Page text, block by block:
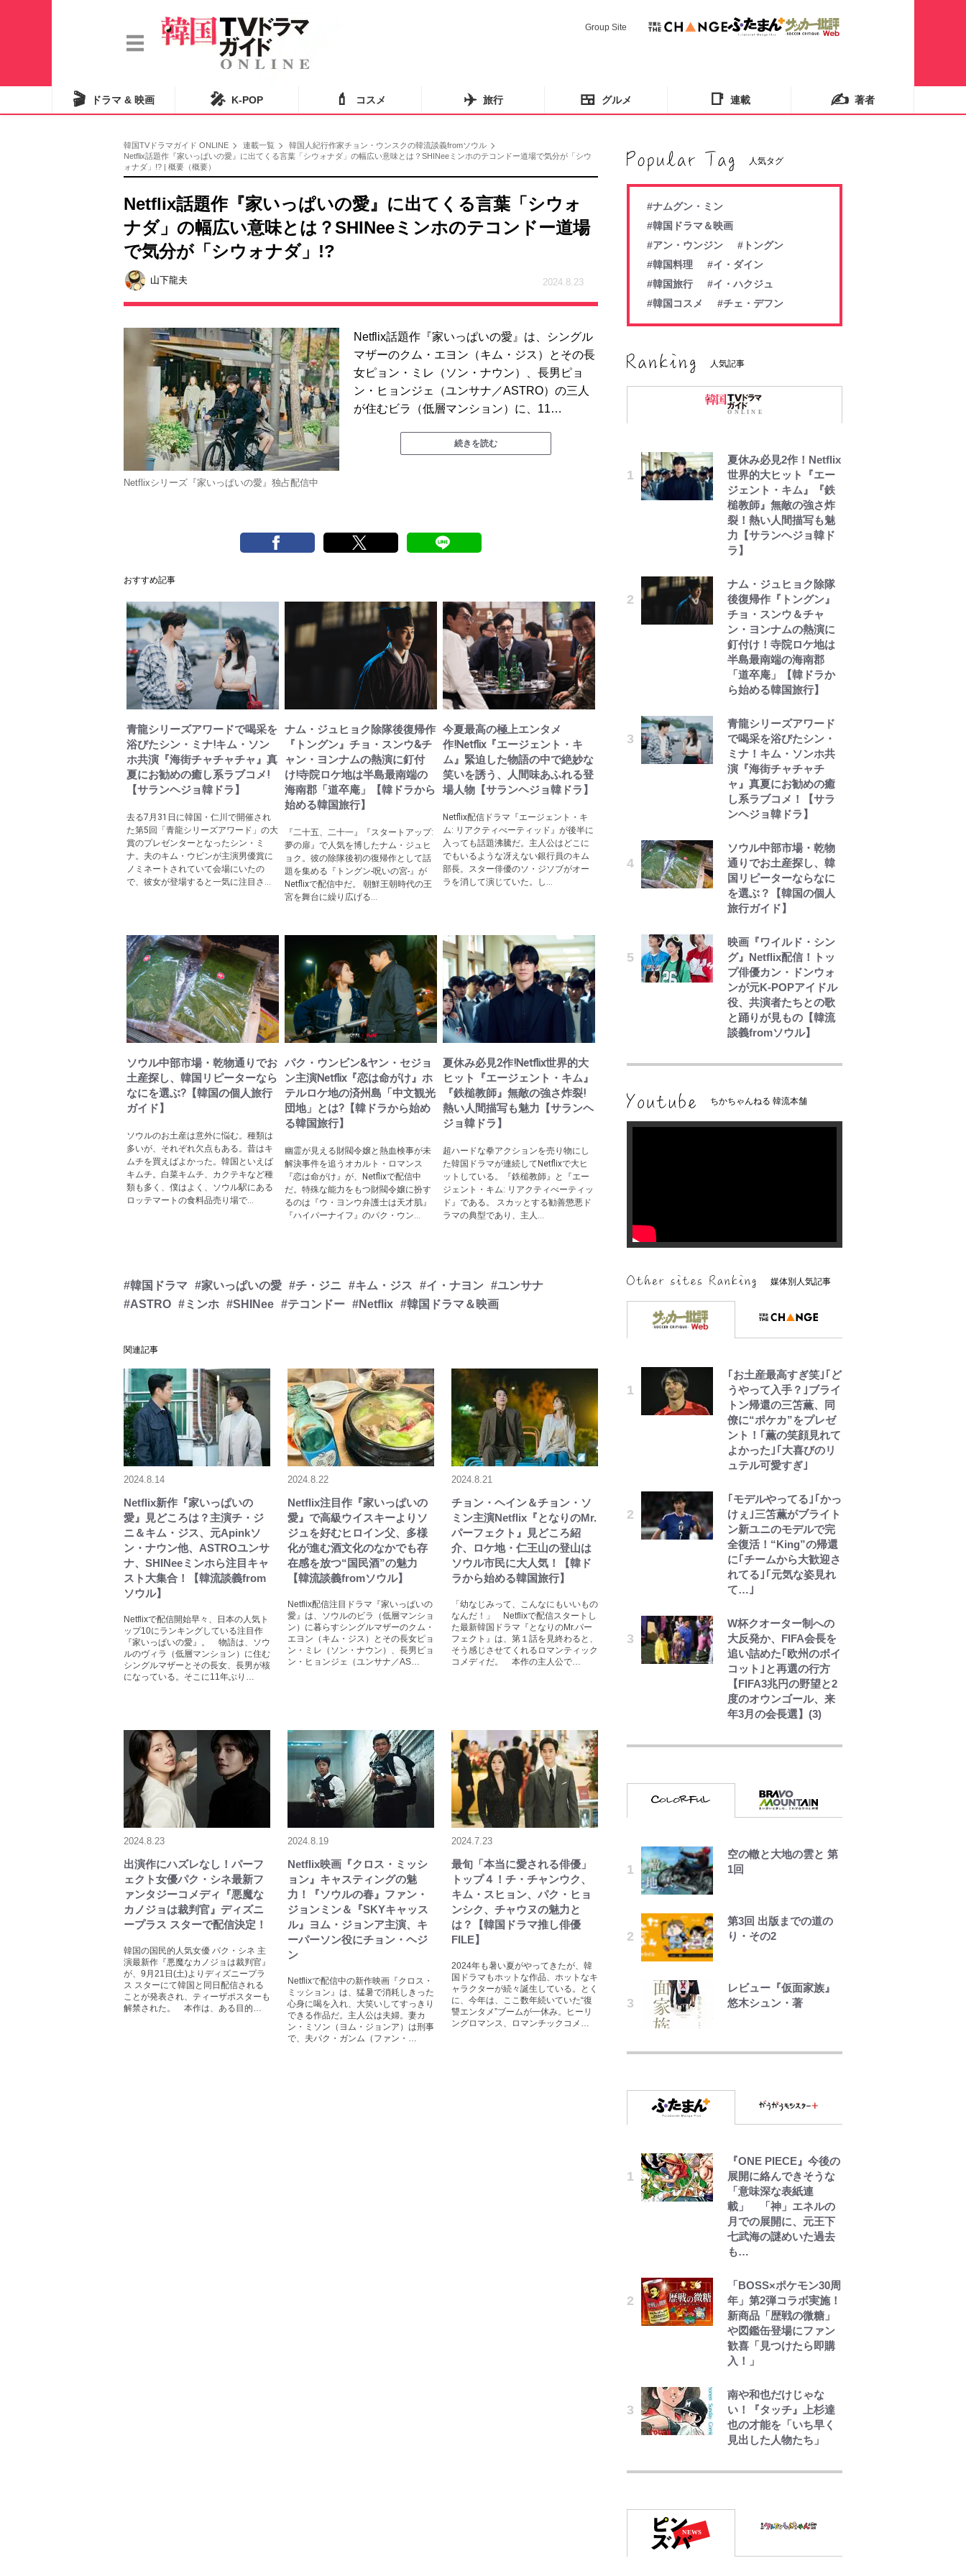
Group Site
🎬 ドラマ & 映画 🎤 K-POP 💄 コスメ ✈️ 旅行 🍱 グルメ 📑 連載 ✍️ 著者
韓国TVドラマガイド ONLINE 連載一覧
韓国人紀行作家チョン・ウンスクの韓流談義fromソウル
Netflix話題作『家いっぱいの愛』に出てくる言葉「シウォナダ」の幅広い意味とは？SHINeeミンホのテコンドー道場で気分が「シウ
ォナダ」!? | 概要（概要）
Netflix話題作『家いっぱいの愛』に出てくる言葉「シウォ
ナダ」の幅広い意味とは？SHINeeミンホのテコンドー道場
で気分が「シウォナダ」!?
山下龍夫 2024.8.23
Netflixシリーズ『家いっぱいの愛』独占配信中
Netflix話題作『家いっぱいの愛』は、シングル
マザーのクム・エヨン（キム・ジス）とその長
女ピョン・ミレ（ソン・ナウン）、長男ピョ
ン・ヒョンジェ（ユンサナ／ASTRO）の三人
が住むビラ（低層マンション）に、11…
続きを読む
おすすめ記事
青龍シリーズアワードで喝采を
浴びたシン・ミナ!キム・ソン
ホ共演『海街チャチャチャ』真
夏にお勧めの癒し系ラブコメ!
【サランヘジョ韓ドラ】
去る7月31日に韓国・仁川で開催され
た第5回「青龍シリーズアワード」の大
賞のプレゼンターとなったシン・ミ
ナ。夫のキム・ウビンが主演男優賞に
ノミネートされていて会場にいたの
で、彼女が登場すると一気に注目さ...
ナム・ジュヒョク除隊後復帰作
『トングン』チョ・スンウ&チ
ャン・ヨンナムの熱演に釘付
け!寺院ロケ地は半島最南端の
海南郡「道卒庵」【韓ドラから
始める韓国旅行】
『二十五、二十一』『スタートアップ:
夢の扉』で人気を博したナム・ジュヒ
ョク。彼の除隊後初の復帰作として話
題を集める『トングン-呪いの宮-』が
Netflixで配信中だ。 朝鮮王朝時代の王
宮を舞台に繰り広げる...
今夏最高の極上エンタメ
作!Netflix『エージェント・キ
ム』緊迫した物語の中で絶妙な
笑いを誘う、人間味あふれる登
場人物【サランヘジョ韓ドラ】
Netflix配信ドラマ『エージェント・キ
ム: リアクティべーティッド』が後半に
入っても話題沸騰だ。主人公はどこに
でもいるような冴えない銀行員のキム
部長。スター俳優のソ・ジソブがオー
ラを消して演じていた。し...
ソウル中部市場・乾物通りでお
土産探し、韓国リピーターなら
なにを選ぶ?【韓国の個人旅行
ガイド】
ソウルのお土産は意外に悩む。種類は
多いが、それぞれ欠点もある。昔はキ
ムチを買えばよかった。韓国といえば
キムチ。白菜キムチ、カクテキなど種
類も多く、僕はよく、ソウル駅にある
ロッテマートの食料品売り場で...
パク・ウンビン&ヤン・セジョ
ン主演Netflix『恋は命がけ』ホ
テルロケ地の済州島「中文観光
団地」とは?【韓ドラから始め
る韓国旅行】
幽霊が見える財閥令嬢と熱血検事が未
解決事件を追うオカルト・ロマンス
『恋は命がけ』が、Netflixで配信中
だ。特殊な能力をもつ財閥令嬢に扮す
るのは『ウ・ヨンウ弁護士は天才肌』
『ハイパーナイフ』のパク・ウン...
夏休み必見2作!Netflix世界的大
ヒット『エージェント・キム』
『鉄槌教師』無敵の強さ炸裂!
熱い人間描写も魅力【サランヘ
ジョ韓ドラ】
超ハードな拳アクションを売り物にし
た韓国ドラマが連続してNetflixで大ヒ
ットしている。『鉄槌教師』と『エー
ジェント・キム: リアクティべーティッ
ド』である。 スカッとする勧善懲悪ド
ラマの典型であり、主人...
#韓国ドラマ #家いっぱいの愛 #チ・ジニ #キム・ジス #イ・ナヨン #ユンサナ
#ASTRO #ミンホ #SHINee #テコンドー #Netflix #韓国ドラマ＆映画
関連記事
2024.8.14
Netflix新作『家いっぱいの
愛』見どころは？主演チ・ジ
ニ＆キム・ジス、元Apinkソ
ン・ナウン他、ASTROユンサ
ナ、SHINeeミンホら注目キャ
スト大集合！【韓流談義from
ソウル】
Netflixで配信開始早々、日本の人気ト
ップ10にランキングしている注目作
『家いっぱいの愛』。 物語は、ソウ
ルのヴィラ（低層マンション）に住む
シングルマザーとその長女、長男が核
になっている。そこに11年ぶり…
2024.8.22
Netflix注目作『家いっぱいの
愛』で高級ウイスキーよりソ
ジュを好むヒロイン父、多様
化が進む酒文化のなかでも存
在感を放つ“国民酒”の魅力
【韓流談義fromソウル】
Netflix配信注目ドラマ『家いっぱいの
愛』は、ソウルのビラ（低層マンショ
ン）に暮らすシングルマザーのクム・
エヨン（キム・ジス）とその長女ピョ
ン・ミレ（ソン・ナウン）、長男ピョ
ン・ヒョンジェ（ユンサナ／AS…
2024.8.21
チョン・ヘイン＆チョン・ソ
ミン主演Netflix『となりのMr.
パーフェクト』見どころ紹
介、ロケ地・仁王山の登山は
ソウル市民に大人気！【韓ド
ラから始める韓国旅行】
「幼なじみって、こんなにもいいもの
なんだ！」 Netflixで配信スタートし
た最新韓国ドラマ『となりのMr.パー
フェクト』は、第１話を見終わると、
そう感じさせてくれるロマンティック
コメディだ。 本作の主人公で…
2024.8.23
出演作にハズレなし！パーフ
ェクト女優パク・シネ最新フ
ァンタジーコメディ『悪魔な
カノジョは裁判官』ディズニ
ープラス スターで配信決定！
韓国の国民的人気女優 パク・シネ 主
演最新作『悪魔なカノジョは裁判官』
が、9月21日(土)よりディズニープラ
ス スターにて韓国と同日配信される
ことが発表され、ティーザポスターも
解禁された。 本作は、ある目的…
2024.8.19
Netflix映画『クロス・ミッシ
ョン』キャスティングの魅
力！『ソウルの春』ファン・
ジョンミン＆『SKYキャッス
ル』ヨム・ジョンア主演、キ
ーパーソン役にチョン・ヘジ
ン
Netflixで配信中の新作映画『クロス・
ミッション』は、猛暑で消耗しきった
心身に喝を入れ、大笑いしてすっきり
できる作品だ。主人公は夫婦。妻カ
ン・ミソン（ヨム・ジョンア）は刑事
で、夫パク・ガンム（ファン・…
2024.7.23
最旬「本当に愛される俳優」
トップ４！チ・チャンウク、
キム・スヒョン、パク・ヒョ
ンシク、チャウヌの魅力と
は？【韓国ドラマ推し俳優
FILE】
2024年も暑い夏がやってきたが、韓
国ドラマもホットな作品、ホットなキ
ャラクターが続々誕生している。とく
に、今年は、ここ数年続いていた“復
讐エンタメ”ブームが一休み。ヒーリ
ングロマンス、ロマンチックコメ…
人気タグ
#ナムグン・ミン
#韓国ドラマ＆映画
#アン・ウンジン
#トングン
#韓国料理
#イ・ダイン
#韓国旅行
#イ・ハクジュ
#韓国コスメ
#チェ・デフン
人気記事
夏休み必見2作！Netflix
世界的大ヒット『エー
ジェント・キム』『鉄
槌教師』無敵の強さ炸
裂！熱い人間描写も魅
力【サランヘジョ韓ド
ラ】
ナム・ジュヒョク除隊
後復帰作『トングン』
チョ・スンウ＆チャ
ン・ヨンナムの熱演に
釘付け！寺院ロケ地は
半島最南端の海南郡
「道卒庵」【韓ドラか
ら始める韓国旅行】
青龍シリーズアワード
で喝采を浴びたシン・
ミナ！キム・ソンホ共
演『海街チャチャチ
ャ』真夏にお勧めの癒
し系ラブコメ！【サラ
ンヘジョ韓ドラ】
ソウル中部市場・乾物
通りでお土産探し、韓
国リピーターならなに
を選ぶ？【韓国の個人
旅行ガイド】
映画『ワイルド・シン
グ』Netflix配信！トッ
プ俳優カン・ドンウォ
ンが元K-POPアイドル
役、共演者たちとの歌
と踊りが見もの【韓流
談義fromソウル】
ちかちゃんねる 韓流本舗
媒体別人気記事
｢お土産最高すぎ笑｣｢ど
うやって入手？｣ブライ
トン帰還の三笘薫、同
僚に“ポケカ”をプレゼ
ント！｢薫の笑顔見れて
よかった｣｢大喜びのリ
ュテル可愛すぎ｣
｢モデルやってる｣｢かっ
けぇ｣三笘薫がブライト
ン新ユニのモデルで完
全復活！“King”の帰還
に｢チームから大歓迎さ
れてる｣｢元気な姿見れ
て…｣
W杯クオーター制への
大反発か、FIFA会長を
追い詰めた｢欧州のボイ
コット｣と再選の行方
【FIFA3兆円の野望と2
度のオウンゴール、来
年3月の会長選】(3)
里が語る誹謗中傷動
響と今語る「保育園落
ちた日本死ね」
寿々歌が語る『天才て
れびくん』時代の学び
大の決断」
SNSのバッシングにも
向き合う理由と独自メ
空の轍と大地の雲と 第
1回
第3回 出版までの道の
り・その2
レビュー『仮面家族』
悠木シュン・著
「キャンプツーリン
序や位置」積載のコツ
とは？「実体験レポ」
アユは「怒らせて掛け
る」魚だった！ ルアー
を追わせて釣りあげる
「アユイング」のオリ
ジナリティ＆おもしろ
さを知る
は登れたんだけ
ど……」 グラベルバイ
クで暑さに負けそうな
ヒルクライム、砂利道
を疾走して少年時代を
振り返る50代の夏 長
『ONE PIECE』今後の
展開に絡んできそうな
「意味深な表紙連
載」 「神」エネルの
月での展開に、元王下
七武海の謎めいた過去
も…
「BOSS×ポケモン30周
年」第2弾コラボ実施！
新商品「歴戦の微糖」
や図鑑缶登場にファン
歓喜「見つけたら即購
入！」
南や和也だけじゃな
い！『タッチ』上杉達
也の才能を「いち早く
見出した人物たち」
に妊娠しました~詰んだ